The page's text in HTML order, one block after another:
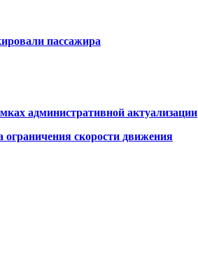
пассажира
административной актуализации
скорости движения